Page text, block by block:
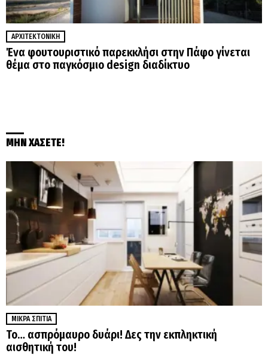
ΑΡΧΙΤΕΚΤΟΝΙΚΉ
Ένα φουτουριστικό παρεκκλήσι στην Πάφο γίνεται
θέμα στο παγκόσμιο design διαδίκτυο
ΜΗΝ ΧΑΣΕΤΕ!
ΜΙΚΡΆ ΣΠΊΤΙΑ
Το… ασπρόμαυρο δυάρι! Δες την εκπληκτική
αισθητική του!